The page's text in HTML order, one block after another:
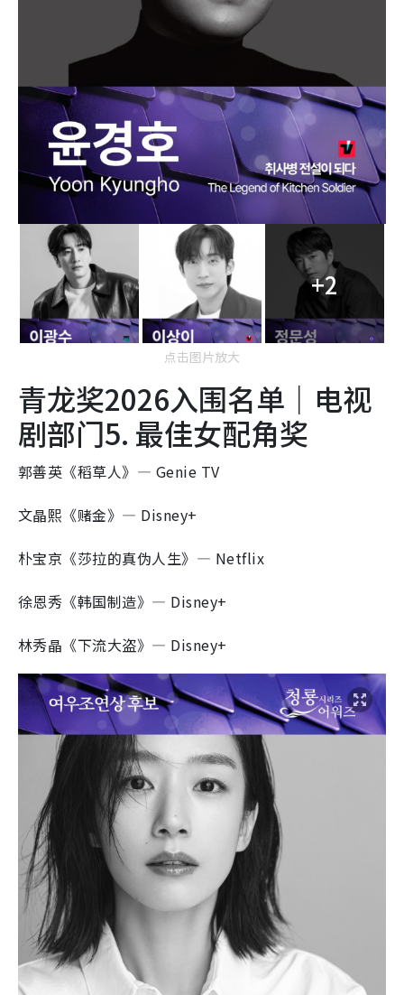
+2
点击图片放大
青龙奖2026入围名单｜电视
剧部门5. 最佳女配角奖
郭善英《稻草人》— Genie TV
文晶熙《赌金》— Disney+
朴宝京《莎拉的真伪人生》— Netflix
徐恩秀《韩国制造》— Disney+
林秀晶《下流大盗》— Disney+